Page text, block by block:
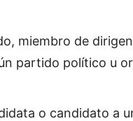
miembro de
partido político u
o candidato a